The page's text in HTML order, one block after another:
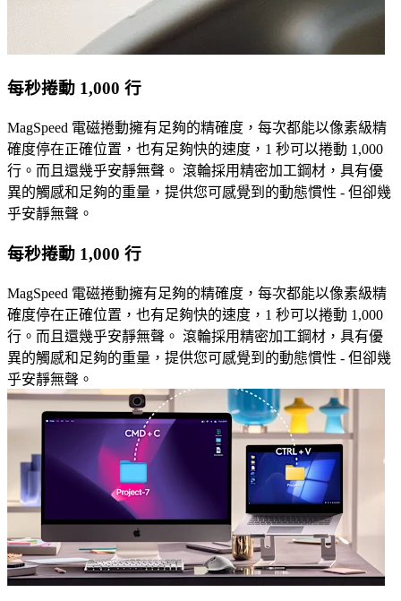
每秒捲動 1,000 行
MagSpeed 電磁捲動擁有足夠的精確度，每次都能以像素級精
確度停在正確位置，也有足夠快的速度，1 秒可以捲動 1,000
行。而且還幾乎安靜無聲。 滾輪採用精密加工鋼材，具有優
異的觸感和足夠的重量，提供您可感覺到的動態慣性 - 但卻幾
乎安靜無聲。
每秒捲動 1,000 行
MagSpeed 電磁捲動擁有足夠的精確度，每次都能以像素級精
確度停在正確位置，也有足夠快的速度，1 秒可以捲動 1,000
行。而且還幾乎安靜無聲。 滾輪採用精密加工鋼材，具有優
異的觸感和足夠的重量，提供您可感覺到的動態慣性 - 但卻幾
乎安靜無聲。